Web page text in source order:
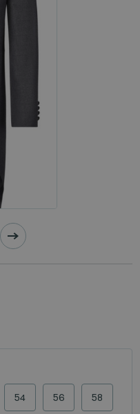
54 56 58